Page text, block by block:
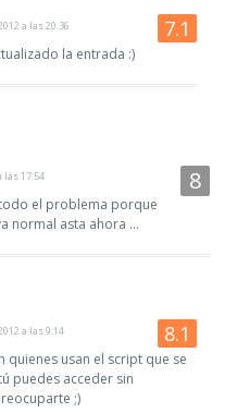
a las 20:36
la entrada :)
las 17:54
el problema porque
normal asta ahora ...
a las 9:14
quienes usan el script que se
puedes acceder sin
;)